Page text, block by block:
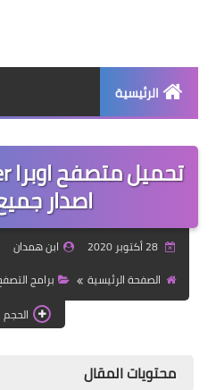
الرئيسية
اصدار
28 أكتوبر 2020
ابن همدان
الصفحة الرئيسية
برامج
الحجم
محتويات المقال